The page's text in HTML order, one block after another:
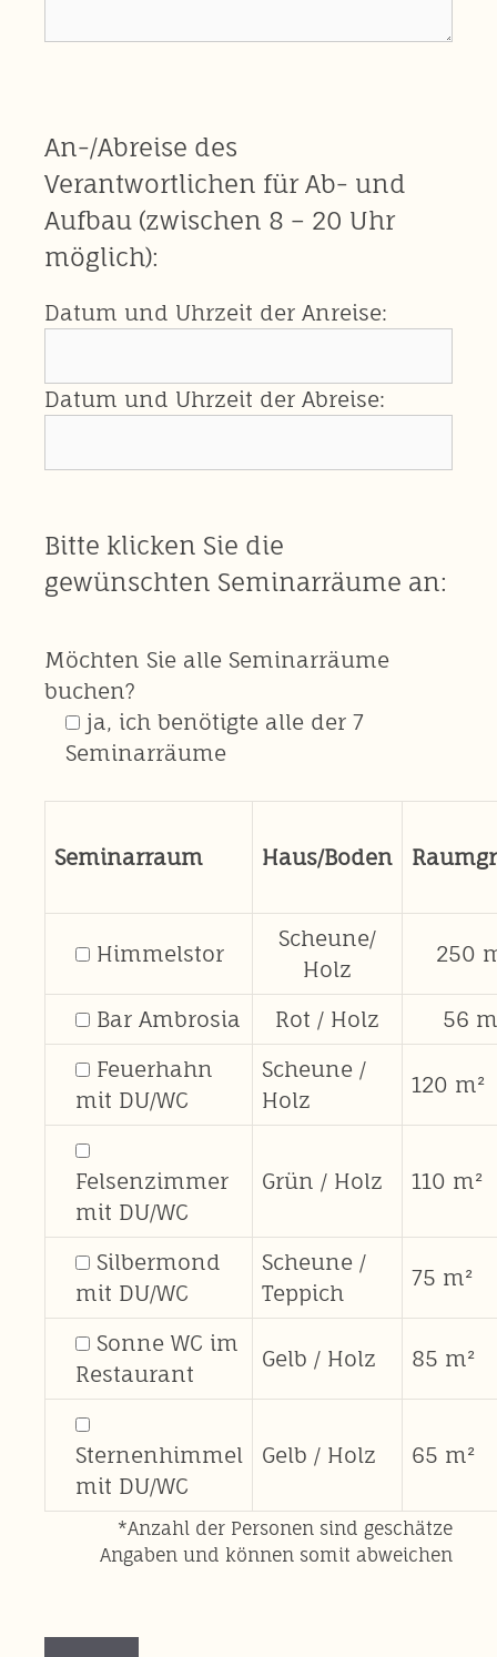
An-/Abreise des
Verantwortlichen für Ab- und
Aufbau (zwischen 8 – 20 Uhr
möglich):
Datum und Uhrzeit der Anreise:
Datum und Uhrzeit der Abreise:
Bitte klicken Sie die
gewünschten Seminarräume an:
Möchten Sie alle Seminarräume
buchen?
ja, ich benötigte alle der 7
Seminarräume
Seminarraum Haus/Boden
Himmelstor
Scheune/
Holz
250
Bar Ambrosia Rot / Holz
56
Feuerhahn
mit DU/WC
Scheune /
Holz
120 m²
Felsenzimmer
mit DU/WC
Grün / Holz 110 m²
Silbermond
mit DU/WC
Scheune /
Teppich
75 m²
Sonne WC im
Restaurant
Gelb / Holz 85 m²
Sternenhimmel
mit DU/WC
Gelb / Holz 65 m²
*Anzahl der Personen sind geschätze
Angaben und können somit abweichen